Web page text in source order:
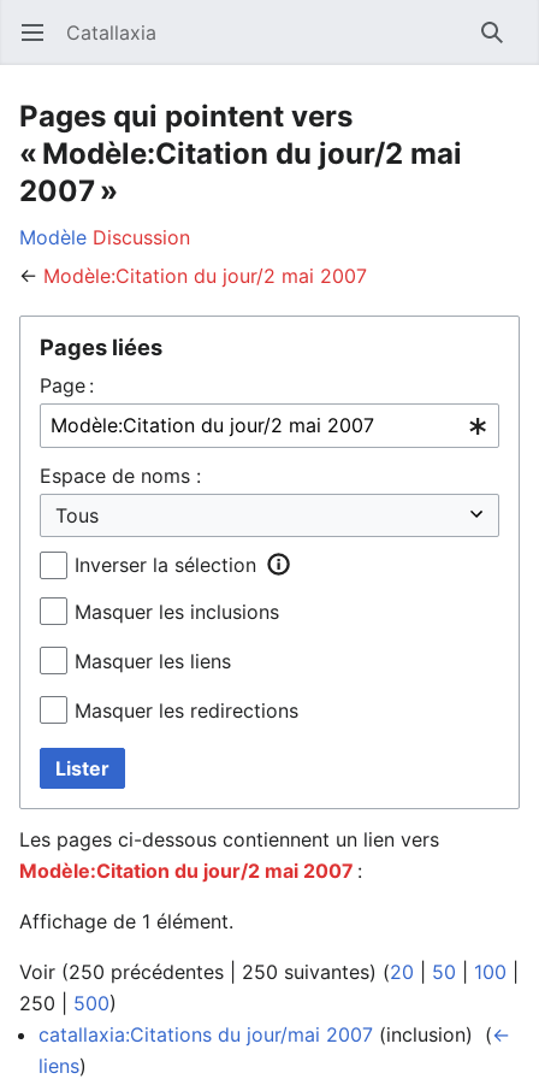
Ouvrir le menu principal Catallaxia
Pages qui pointent vers
« Modèle:Citation du jour/2 mai
2007 »
Modèle Discussion
← Modèle:Citation du jour/2 mai 2007
Pages liées
Page :
Espace de noms :
Inverser la sélection
Masquer les inclusions
Masquer les liens
Masquer les redirections
Lister
Les pages ci-dessous contiennent un lien vers
Modèle:Citation du jour/2 mai 2007 :
Affichage de 1 élément.
Voir (250 précédentes 250 suivantes) (20 50 100
250
500)
catallaxia:Citations du jour/mai 2007 (inclusion) ‎ (←
liens)